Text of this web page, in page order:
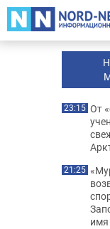
23:15 От
21:25
имя